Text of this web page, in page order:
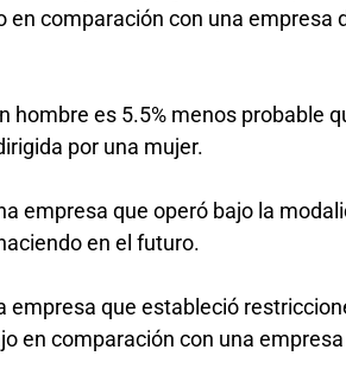
comparación con una empresa
hombre es 5.5% menos probable
por una mujer.
empresa que operó bajo la
en el futuro.
empresa que estableció
en comparación con una